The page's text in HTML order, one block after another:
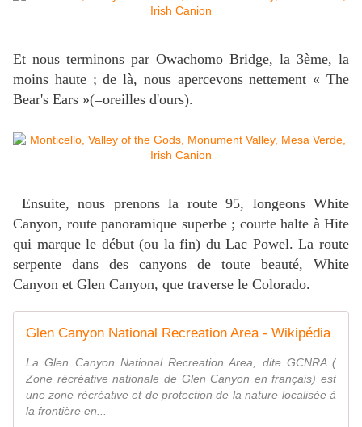
Et nous terminons par Owachomo Bridge, la 3ème, la
moins haute ; de là, nous apercevons nettement « The
Bear's Ears »(=oreilles d'ours).
Ensuite, nous prenons la route 95, longeons White
Canyon, route panoramique superbe ; courte halte à Hite
qui marque le début (ou la fin) du Lac Powel. La route
serpente dans des canyons de toute beauté, White
Canyon et Glen Canyon, que traverse le Colorado.
Glen Canyon National Recreation Area - Wikipédia
La Glen Canyon National Recreation Area, dite GCNRA (
Zone récréative nationale de Glen Canyon en français) est
une zone récréative et de protection de la nature localisée à
la frontière en...